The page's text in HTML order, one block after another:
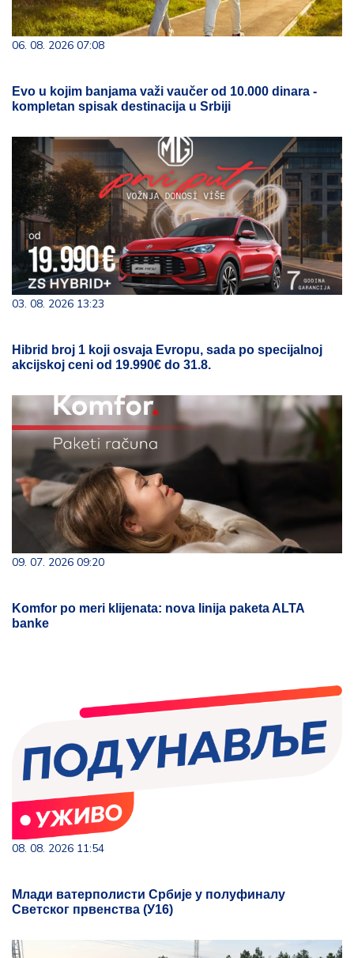
06. 08. 2026 07:08
Evo u kojim banjama važi vaučer od 10.000 dinara -
kompletan spisak destinacija u Srbiji
03. 08. 2026 13:23
Hibrid broj 1 koji osvaja Evropu, sada po specijalnoj
akcijskoj ceni od 19.990€ do 31.8.
09. 07. 2026 09:20
Komfor po meri klijenata: nova linija paketa ALTA
banke
08. 08. 2026 11:54
Млади ватерполисти Србије у полуфиналу
Светског првенства (У16)